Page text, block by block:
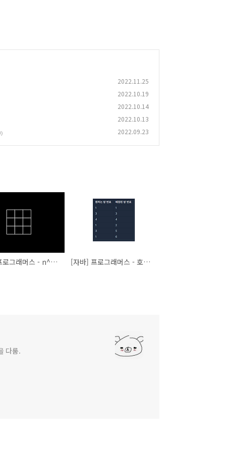
2022.11.25
2022.10.19
2022.10.14
2022.10.13
2022.09.23
[자바] 프로그래머스 - n^2 배열 자르기 (Lv2, Java) [자바] 프로그래머스 - 호텔 방 배정 (Lv4, Java)
다룸.